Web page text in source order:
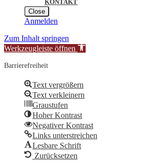
KONTAKT
Close
Anmelden
Zum Inhalt springen
Werkzeugleiste öffnen
Barrierefreiheit
Text vergrößern
Text verkleinern
Graustufen
Hoher Kontrast
Negativer Kontrast
Links unterstreichen
Lesbare Schrift
Zurücksetzen